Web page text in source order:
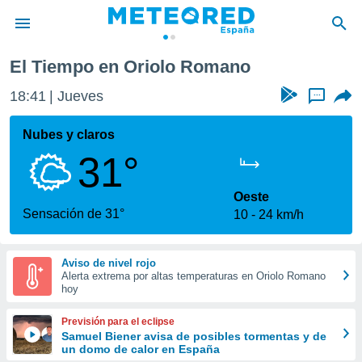
de
por
que se
calidad.
a este
las
y
forma
digital
basada
El Tiempo en Oriolo Romano
18:41 Jueves ...
Nubes y claros
31°
Sensación de 31°
Oeste
10
24 km/h
Aviso de nivel rojo
Alerta extrema por altas temperaturas en Oriolo Romano
hoy
Previsión para el eclipse
Samuel Biener avisa de posibles tormentas y de
un domo de calor en España